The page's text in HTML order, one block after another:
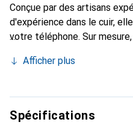
Conçue par des artisans
d'expérience dans le cuir,
votre téléphone. Sur
et indispensable pour votre
de haute qualité et
clientèle exigeante.
Afficher plus
Spécifications